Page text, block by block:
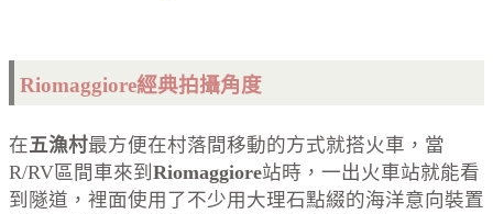
Riomaggiore經典拍攝角度
在五漁村最方便在村落間移動的方式就搭火車，當
R/RV區間車來到 Riomaggiore站時，一出火車站就能看
到隧道，裡面使用了不少用大理石點綴的海洋意向裝置